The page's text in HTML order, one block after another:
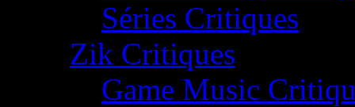
Séries Critiques
Zik Critiques
Game Music